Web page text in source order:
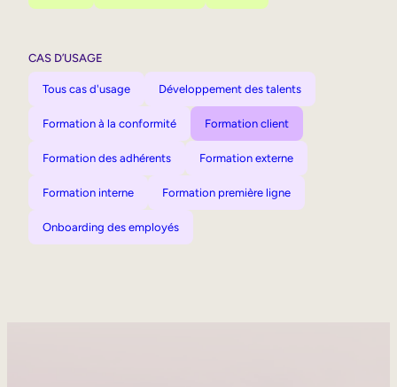
CAS D’USAGE
Tous cas d'usage Développement des talents
Formation à la conformité Formation client
Formation des adhérents Formation externe
Formation interne Formation première ligne
Onboarding des employés